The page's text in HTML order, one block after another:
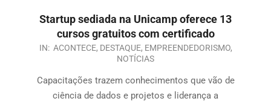
Startup sediada na Unicamp oferece 13
cursos gratuitos com certificado
IN: ACONTECE, DESTAQUE, EMPREENDEDORISMO,
NOTÍCIAS
Capacitações trazem conhecimentos que vão de
ciência de dados e projetos e liderança a